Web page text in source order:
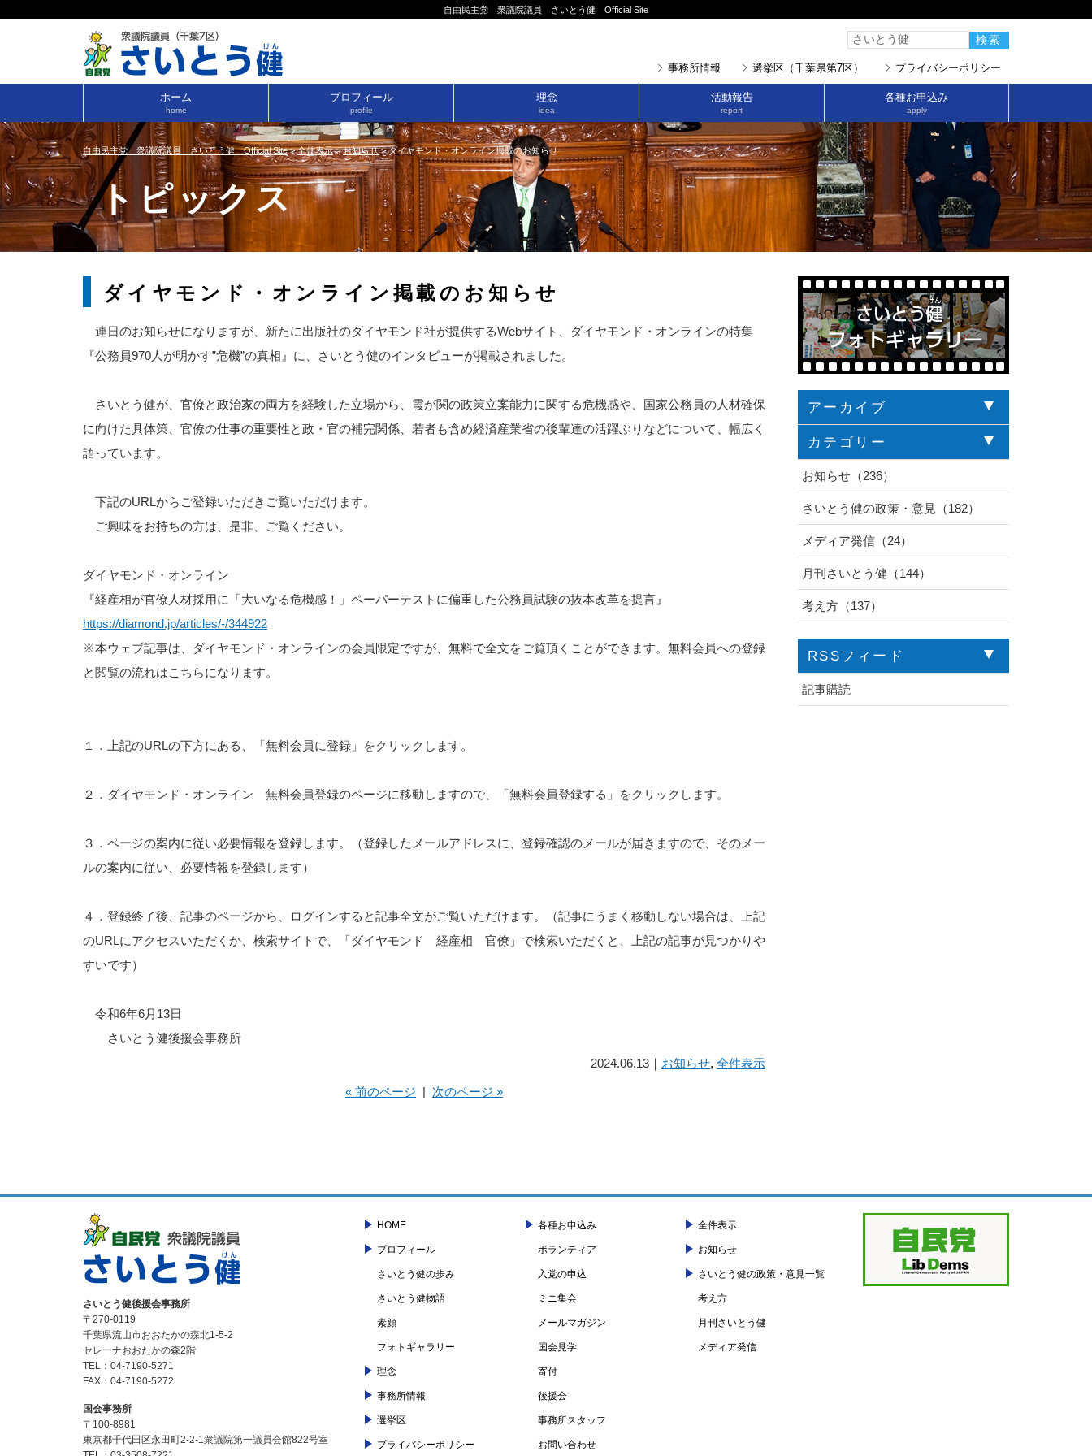
自由民主党 衆議院議員 さいとう健 Official Site
事務所情報 選挙区（千葉県第7区） プライバシーポリシー
ホーム
home
プロフィール
profile
理念
idea
活動報告
report
各種お申込み
apply
自由民主党 衆議院議員 さいとう健 Official Site>全件表示>お知らせ>ダイヤモンド・オンライン掲載のお知らせ
トピックス
ダイヤモンド・オンライン掲載のお知らせ
連日のお知らせになりますが、新たに出版社のダイヤモンド社が提供するWebサイト、ダイヤモンド・オンラインの特集
『公務員970人が明かす”危機”の真相』に、さいとう健のインタビューが掲載されました。
さいとう健が、官僚と政治家の両方を経験した立場から、霞が関の政策立案能力に関する危機感や、国家公務員の人材確保
に向けた具体策、官僚の仕事の重要性と政・官の補完関係、若者も含め経済産業省の後輩達の活躍ぶりなどについて、幅広く
語っています。
下記のURLからご登録いただきご覧いただけます。
ご興味をお持ちの方は、是非、ご覧ください。
ダイヤモンド・オンライン
『経産相が官僚人材採用に「大いなる危機感！」ペーパーテストに偏重した公務員試験の抜本改革を提言』
https://diamond.jp/articles/-/344922
※本ウェブ記事は、ダイヤモンド・オンラインの会員限定ですが、無料で全文をご覧頂くことができます。無料会員への登録
と閲覧の流れはこちらになります。
１．上記のURLの下方にある、「無料会員に登録」をクリックします。
２．ダイヤモンド・オンライン 無料会員登録のページに移動しますので、「無料会員登録する」をクリックします。
３．ページの案内に従い必要情報を登録します。（登録したメールアドレスに、登録確認のメールが届きますので、そのメー
ルの案内に従い、必要情報を登録します）
４．登録終了後、記事のページから、ログインすると記事全文がご覧いただけます。（記事にうまく移動しない場合は、上記
のURLにアクセスいただくか、検索サイトで、「ダイヤモンド 経産相 官僚」で検索いただくと、上記の記事が見つかりや
すいです）
令和6年6月13日
さいとう健後援会事務所
2024.06.13｜ お知らせ, 全件表示
« 前のページ | 次のページ »
アーカイブ
カテゴリー
お知らせ（236）
さいとう健の政策・意見（182）
メディア発信（24）
月刊さいとう健（144）
考え方（137）
RSSフィード
記事購読
さいとう健後援会事務所
〒270-0119
千葉県流山市おおたかの森北1-5-2
セレーナおおたかの森2階
TEL：04-7190-5271
FAX：04-7190-5272
国会事務所
〒100-8981
東京都千代田区永田町2-2-1衆議院第一議員会館822号室
HOME
プロフィール
さいとう健の歩み
さいとう健物語
素顔
フォトギャラリー
理念
事務所情報
選挙区
プライバシーポリシー
各種お申込み
ボランティア
入党の申込
ミニ集会
メールマガジン
国会見学
寄付
後援会
事務所スタッフ
お問い合わせ
全件表示
お知らせ
さいとう健の政策・意見一覧
考え方
月刊さいとう健
メディア発信